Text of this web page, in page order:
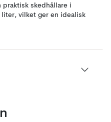
praktisk skedhållare i
vilket ger en idealisk